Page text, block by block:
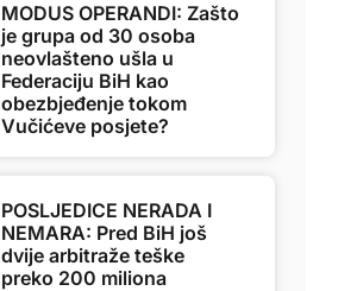
MODUS OPERANDI: Zašto
je grupa od 30 osoba
neovlašteno ušla u
Federaciju BiH kao
obezbjeđenje tokom
Vučićeve posjete?
POSLJEDICE NERADA I
NEMARA: Pred BiH još
dvije arbitraže teške
preko 200 miliona